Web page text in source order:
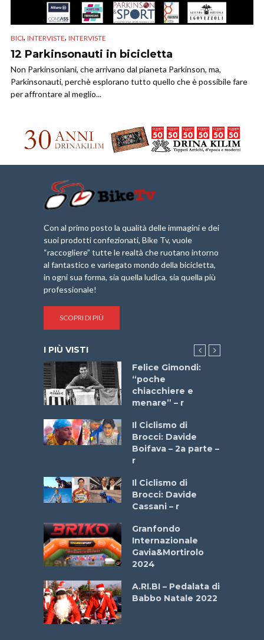
BICI, INTERVISTE, INTERVISTE
12 Parkinsonauti in bicicletta
Non Parkinsoniani, che arrivano dal pianeta Parkinson, ma,
Parkinsonauti, perchè esplorano tutto quello che è possibile fare
per affrontare al meglio...
Con al primo posto la qualità delle immagini e dei
suoi prodotti confezionati, Bike Tv, vuole
“raccogliere” tutte le realtà che ruotano intorno
al fantastico e variegato mondo della bicicletta,
in ogni sua forma, sia quella ludica, sia quella più
professionale!
SCOPRI DI PIÙ
I PIÙ VISTI
Felice Gimondi:
“poche
chiacchiere e
menare” – r
Il Ciclismo di
Brocci: Davide
Boifava – 2a parte –
r
Il Ciclismo di
Brocci: Davide
Cassani – r
Granfondo
Internazionale
Gavia&Mortirolo
2024
A.RI.BI – Pedalata di
Babbo Natale 2022